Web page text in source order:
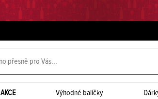
AKCE Výhodné balíčky